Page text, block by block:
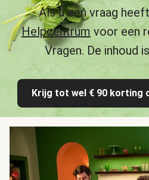
Als u een vraag
Helpcentrum voor een
Vragen. De inhoud
Krijg tot wel € 90 korting